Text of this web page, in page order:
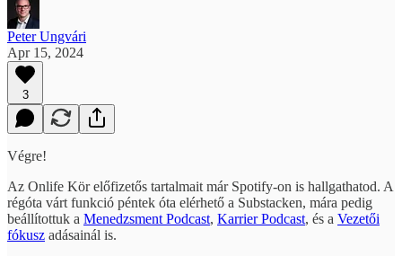
Peter Ungvári
Apr 15, 2024
3
Végre!
Az Onlife Kör előfizetős tartalmait már Spotify-on is hallgathatod. A
régóta várt funkció péntek óta elérhető a Substacken, mára pedig
beállítottuk a Menedzsment Podcast, Karrier Podcast, és a Vezetői
fókusz adásainál is.